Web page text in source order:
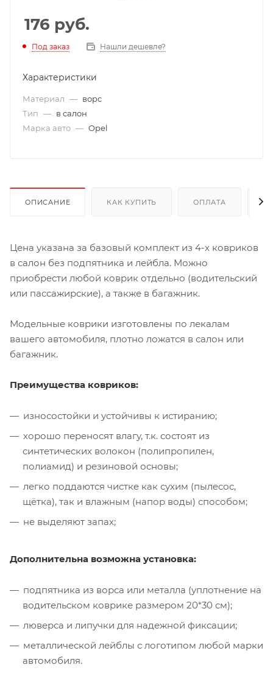
176 руб.
Под заказ Нашли дешевле?
Характеристики
Материал — ворс
Тип — в салон
Марка авто — Opel
ОПИСАНИЕ КАК КУПИТЬ ОПЛАТА
Цена указана за базовый комплект из 4-х ковриков
в салон без подпятника и лейбла. Можно
приобрести любой коврик отдельно (водительский
или пассажирские), а также в багажник.
Модельные коврики изготовлены по лекалам
вашего автомобиля, плотно ложатся в салон или
багажник.
Преимущества ковриков:
износостойки и устойчивы к истиранию;
хорошо переносят влагу, т.к. состоят из
синтетических волокон (полипропилен,
полиамид) и резиновой основы;
легко поддаются чистке как сухим (пылесос,
щётка), так и влажным (напор воды) способом;
не выделяют запах;
Дополнительна возможна установка:
подпятника из ворса или металла (уплотнение на
водительском коврике размером 20*30 см);
люверса и липучки для надежной фиксации;
металлической лейблы с логотипом любой марки
автомобиля.